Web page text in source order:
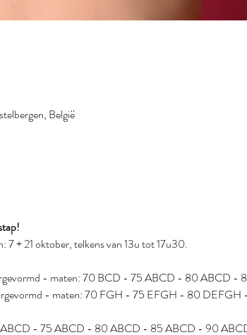
België
7 + 21 oktober, telkens van 13u tot 17u30.
- maten: 70 BCD - 75 ABCD - 80 ABCD -
- maten: 70 FGH - 75 EFGH - 80
- 75 ABCD - 80 ABCD - 85 ABCD - 90